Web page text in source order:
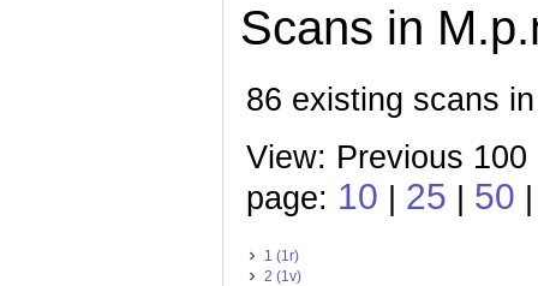
Scans in
86 existing scans
View: Previous
page: 10 25 50
1 (1r)
2 (1v)